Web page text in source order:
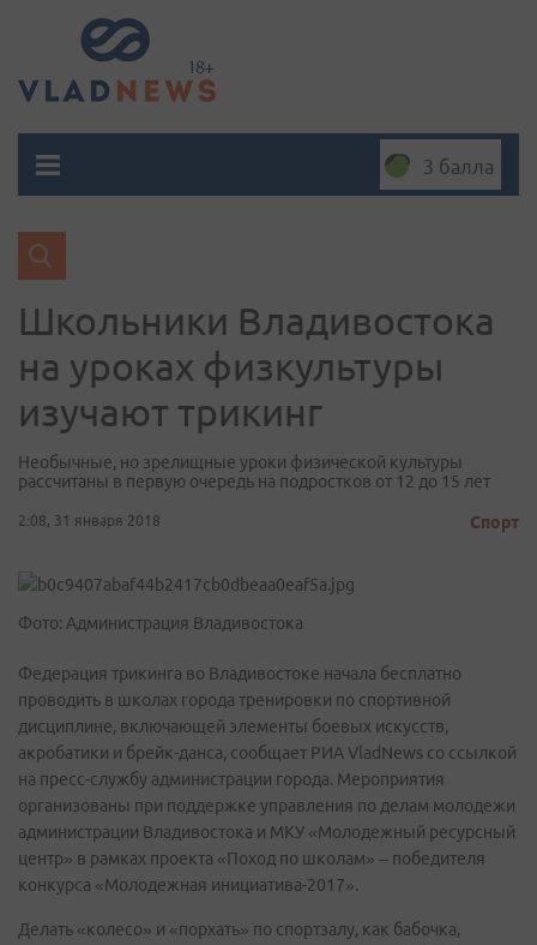
3 балла
Школьники Владивостока
на уроках физкультуры
изучают трикинг
Необычные, но зрелищные уроки физической культуры
рассчитаны в первую очередь на подростков от 12 до 15 лет
2:08, 31 января 2018 Спорт
Фото: Администрация Владивостока
Федерация трикинга во Владивостоке начала бесплатно
проводить в школах города тренировки по спортивной
дисциплине, включающей элементы боевых искусств,
акробатики и брейк-данса, сообщает РИА VladNews со ссылкой
на пресс-службу администрации города. Мероприятия
организованы при поддержке управления по делам молодежи
администрации Владивостока и МКУ «Молодежный ресурсный
центр» в рамках проекта «Поход по школам» – победителя
конкурса «Молодежная инициатива-2017».
Делать «колесо» и «порхать» по спортзалу, как бабочка,